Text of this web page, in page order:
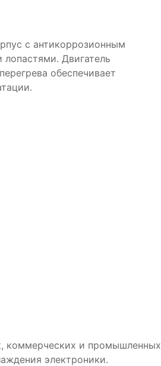
с антикоррозионным
Двигатель
обеспечивает
коммерческих и промышленных
электроники.